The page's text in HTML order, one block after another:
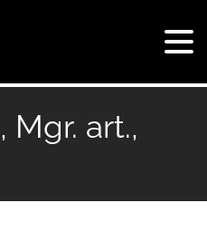
Mgr. art.,